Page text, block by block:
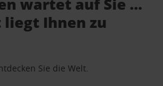
liegt Ihnen zu
Sie die Welt.